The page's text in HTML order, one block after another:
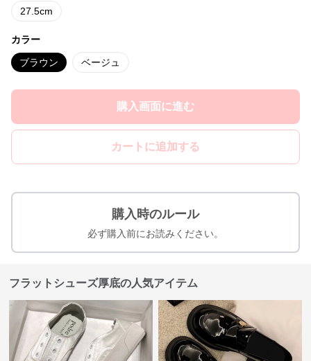
27.5cm
カラー
ブラウン ベージュ
購入画面に進む
カートに追加する
購入時のルール
必ず購入前にお読みください。
フラットシューズ厚底の人気アイテム